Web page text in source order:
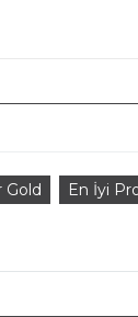
Gold En İyi